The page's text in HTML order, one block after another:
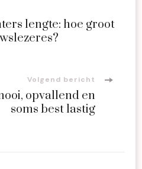
lengte: hoe groot
Volgend bericht
opvallend en
soms best lastig